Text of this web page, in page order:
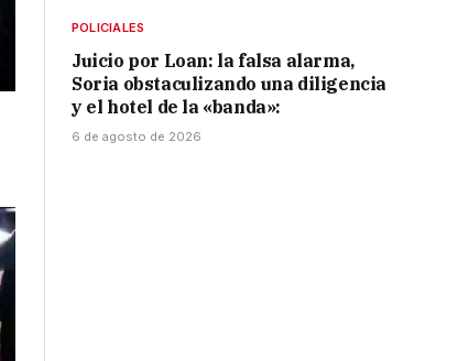
POLICIALES
Juicio por Loan: la falsa alarma,
Soria obstaculizando una diligencia
y el hotel de la «banda»:
6 de agosto de 2026